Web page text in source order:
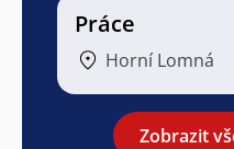
Práce
Horní Lomná
Zobrazit